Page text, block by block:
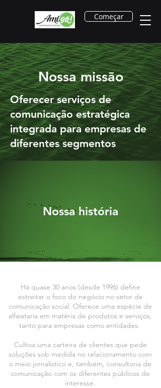
Começar
Nossa missão
Oferecer serviços de
comunicação estratégica
integrada para empresas de
diferentes segmentos
Nossa história
Há quase 30 anos (desde 1996) define
estreitar o foco do negócio no setor de
comunicação social. Oferece uma espécie de
alfaiataria em matéria de produtos e serviços,
tanto para empresas como entidades.
Cultiva uma carteira de clientes que pede
soluções sob medida no relacionamento com
o meio jornalístico e, também, consultoria de
comunicação com os diferentes públicos de
interesse.